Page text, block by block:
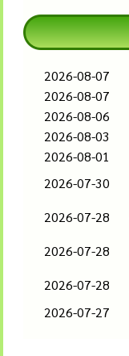
2026-08-07
2026-08-07
2026-08-06
2026-08-03
2026-08-01
2026-07-30
2026-07-28
2026-07-28
2026-07-28
2026-07-27